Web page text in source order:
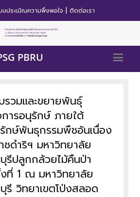
บประเมิณความพึ่งพอใจ | ติดต่อเรา
PBRU
รวมและขยายพันธุ์
ารอนุรักษ์ ภายใต้
กษ์พันธุกรรมพืชอันเนื่อง
ชดำริฯ มหาวิทยาลัย
รีปลูกกล้วยไม้คืนป่า
งที่ 1 ณ มหาวิทยาลัย
รี วิทยาเขตโป่งสลอด